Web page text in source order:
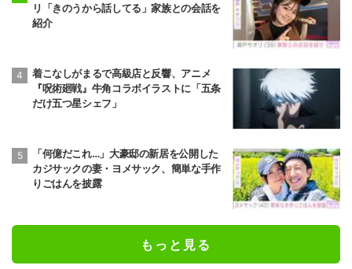
リ「きのうから話してる」家族との会話を
紹介
着こなしがまるで高級店と反響、アニメ
『呪術廻戦』牛角コラボイラストに「五条
だけ五つ星シェフ」
「何億だこれ…」大豪邸の新居を公開した
カジサックの妻・ヨメサック、簡単な手作
りごはんを披露
もっと見る